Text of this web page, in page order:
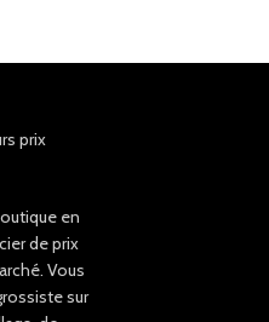
prix
en
de prix
Vous
sur